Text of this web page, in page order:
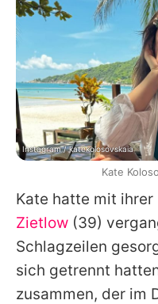
Kate hatte mit ihrer
Zietlow (39)
Schlagzeilen
sich getrennt
zusammen, der im
Instagram / katekolosovskaia
Kate